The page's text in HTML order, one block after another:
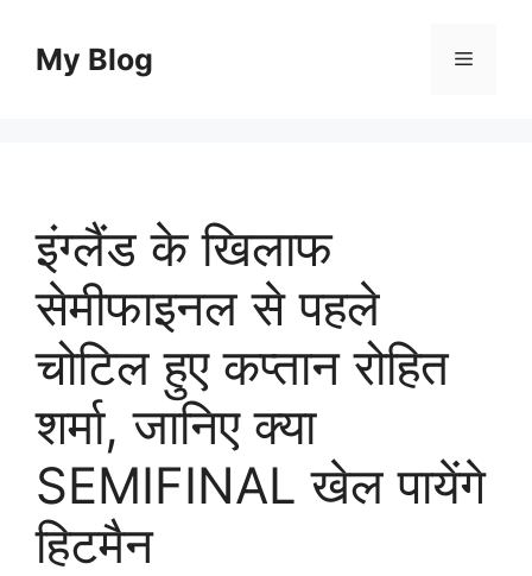
contentMy Blog Menu
इंग्लैंड के खिलाफ
सेमीफाइनल से पहले
चोटिल हुए कप्तान रोहित
शर्मा, जानिए क्या
SEMIFINAL खेल पायेंगे
हिटमैन